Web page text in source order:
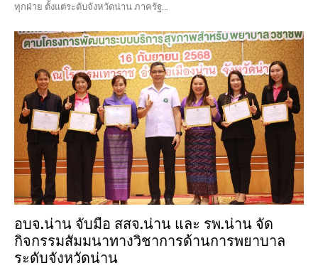
ทุกฝ่าย ตั้งแต่ระดับจังหวัดน่าน ภาครัฐ...
อบจ.น่าน จับมือ สสจ.น่าน และ รพ.น่าน จัด
กิจกรรมสัมมนาทางวิชาการด้านการพยาบาล
ระดับจังหวัดน่าน